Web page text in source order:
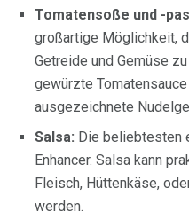
Tomatensoße und -
großartige Möglichkeit,
Getreide und Gemüse zu
gewürzte
ausgezeichnete
Salsa: Die beliebtesten
Enhancer. Salsa kann
Fleisch, Hüttenkäse,
werden.